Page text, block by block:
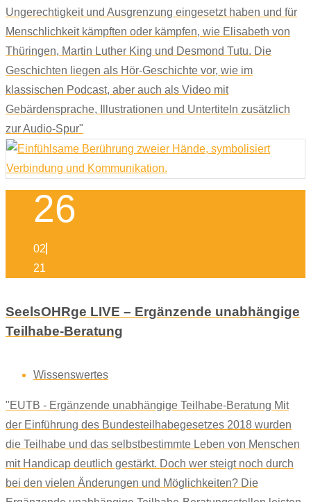
Ungerechtigkeit und Ausgrenzung eingesetzt haben und für
Menschlichkeit kämpften oder kämpfen, wie Elisabeth von
Thüringen, Martin Luther King und Desmond Tutu. Die
Geschichten liegen als Hör-Geschichte vor, wie im
klassischen Podcast, aber auch als Video mit
Gebärdensprache, Illustrationen und Untertiteln zusätzlich
zur Audio-Spur"
26
02
21
SeelsOHRge LIVE – Ergänzende unabhängige
Teilhabe-Beratung
Wissenswertes
"EUTB - Ergänzende unabhängige Teilhabe-Beratung Mit
der Einführung des Bundesteilhabegesetzes 2018 wurden
die Teilhabe und das selbstbestimmte Leben von Menschen
mit Handicap deutlich gestärkt. Doch wer steigt noch durch
bei den vielen Änderungen und Möglichkeiten? Die